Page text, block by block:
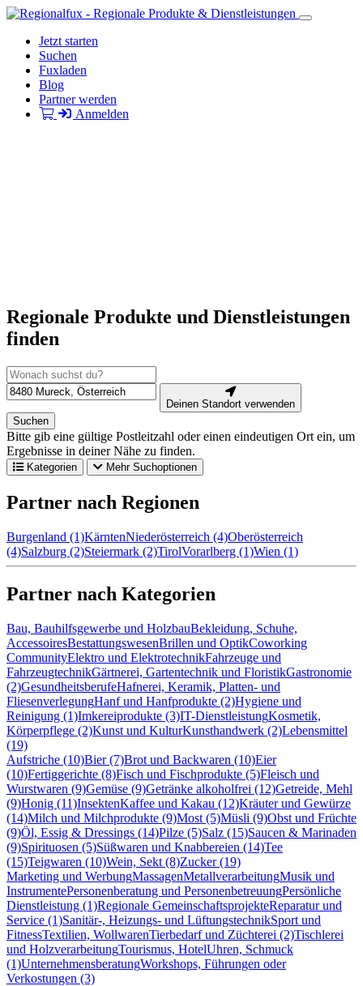
Jetzt starten
Suchen
Fuxladen
Blog
Partner werden
Anmelden
Regionale Produkte und Dienstleistungen
finden
Deinen Standort verwenden
Suchen
Bitte gib eine gültige Postleitzahl oder einen eindeutigen Ort ein, um
Ergebnisse in deiner Nähe zu finden.
Kategorien Mehr Suchoptionen
Partner nach Regionen
Burgenland (1)KärntenNiederösterreich (4)Oberösterreich
(4)Salzburg (2)Steiermark (2)TirolVorarlberg (1)Wien (1)
Partner nach Kategorien
Bau, Bauhilfsgewerbe und HolzbauBekleidung, Schuhe,
AccessoiresBestattungswesenBrillen und OptikCoworking
CommunityElektro und ElektrotechnikFahrzeuge und
FahrzeugtechnikGärtnerei, Gartentechnik und FloristikGastronomie
(2)GesundheitsberufeHafnerei, Keramik, Platten- und
FliesenverlegungHanf und Hanfprodukte (2)Hygiene und
Reinigung (1)Imkereiprodukte (3)IT-DienstleistungKosmetik,
Körperpflege (2)Kunst und KulturKunsthandwerk (2)Lebensmittel
(19)
Aufstriche (10)Bier (7)Brot und Backwaren (10)Eier
(10)Fertiggerichte (8)Fisch und Fischprodukte (5)Fleisch und
Wurstwaren (9)Gemüse (9)Getränke alkoholfrei (12)Getreide, Mehl
(9)Honig (11)InsektenKaffee und Kakau (12)Kräuter und Gewürze
(14)Milch und Milchprodukte (9)Most (5)Müsli (9)Obst und Früchte
(9)Öl, Essig & Dressings (14)Pilze (5)Salz (15)Saucen & Marinaden
(9)Spirituosen (5)Süßwaren und Knabbereien (14)Tee
(15)Teigwaren (10)Wein, Sekt (8)Zucker (19)
Marketing und WerbungMassagenMetallverarbeitungMusik und
InstrumentePersonenberatung und PersonenbetreuungPersönliche
Dienstleistung (1)Regionale GemeinschaftsprojekteReparatur und
Service (1)Sanitär-, Heizungs- und LüftungstechnikSport und
FitnessTextilien, WollwarenTierbedarf und Züchterei (2)Tischlerei
und HolzverarbeitungTourismus, HotelUhren, Schmuck
(1)UnternehmensberatungWorkshops, Führungen oder
Verkostungen (3)